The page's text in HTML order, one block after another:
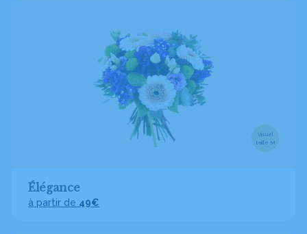
Visuel
taille M
Élégance
à partir de 49€